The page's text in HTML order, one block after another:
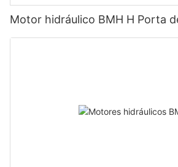
Motor hidráulico BMH H Porta